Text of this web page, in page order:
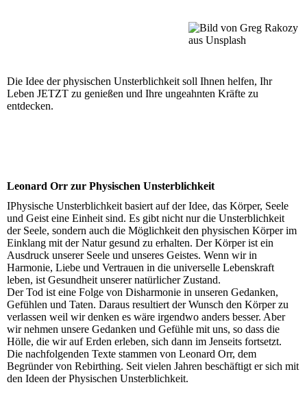
Die Idee der physischen Unsterblichkeit soll Ihnen helfen, Ihr
Leben JETZT zu genießen und Ihre ungeahnten Kräfte zu
entdecken.
Leonard Orr zur Physischen Unsterblichkeit
IPhysische Unsterblichkeit basiert auf der Idee, das Körper, Seele
und Geist eine Einheit sind. Es gibt nicht nur die Unsterblichkeit
der Seele, sondern auch die Möglichkeit den physischen Körper im
Einklang mit der Natur gesund zu erhalten. Der Körper ist ein
Ausdruck unserer Seele und unseres Geistes. Wenn wir in
Harmonie, Liebe und Vertrauen in die universelle Lebenskraft
leben, ist Gesundheit unserer natürlicher Zustand.
Der Tod ist eine Folge von Disharmonie in unseren Gedanken,
Gefühlen und Taten. Daraus resultiert der Wunsch den Körper zu
verlassen weil wir denken es wäre irgendwo anders besser. Aber
wir nehmen unsere Gedanken und Gefühle mit uns, so dass die
Hölle, die wir auf Erden erleben, sich dann im Jenseits fortsetzt.
Die nachfolgenden Texte stammen von Leonard Orr, dem
Begründer von Rebirthing. Seit vielen Jahren beschäftigt er sich mit
den Ideen der Physischen Unsterblichkeit.